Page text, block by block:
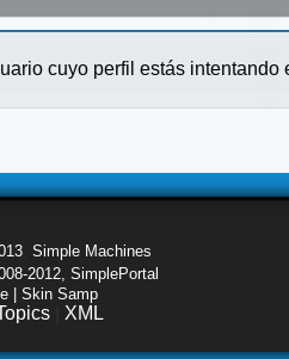
cuyo perfil estás intentando
Simple Machines
2012, SimplePortal
| Skin Samp
XML